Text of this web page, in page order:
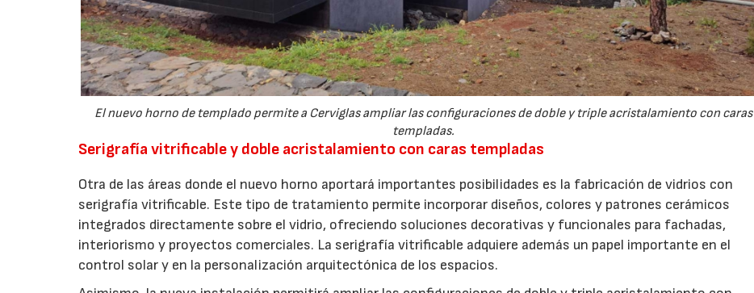
El nuevo horno de templado permite a Cerviglas ampliar las configuraciones de doble y triple acristalamiento con caras
templadas.
Serigrafía vitrificable y doble acristalamiento con caras templadas
Otra de las áreas donde el nuevo horno aportará importantes posibilidades es la fabricación de vidrios con
serigrafía vitrificable. Este tipo de tratamiento permite incorporar diseños, colores y patrones cerámicos
integrados directamente sobre el vidrio, ofreciendo soluciones decorativas y funcionales para fachadas,
interiorismo y proyectos comerciales. La serigrafía vitrificable adquiere además un papel importante en el
control solar y en la personalización arquitectónica de los espacios.